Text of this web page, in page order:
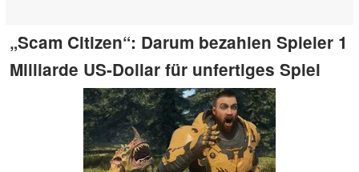
„Scam Citizen“: Darum bezahlen Spieler 1
Milliarde US-Dollar für unfertiges Spiel